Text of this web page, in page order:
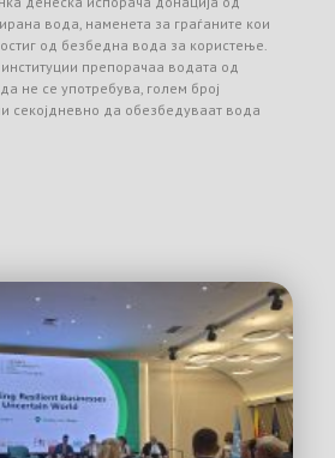
вода, наменета за граѓаните кои
од безбедна вода за користење.
препорачаа водата од
не се употребува, голем број
секојдневно да обезбедуваат вода